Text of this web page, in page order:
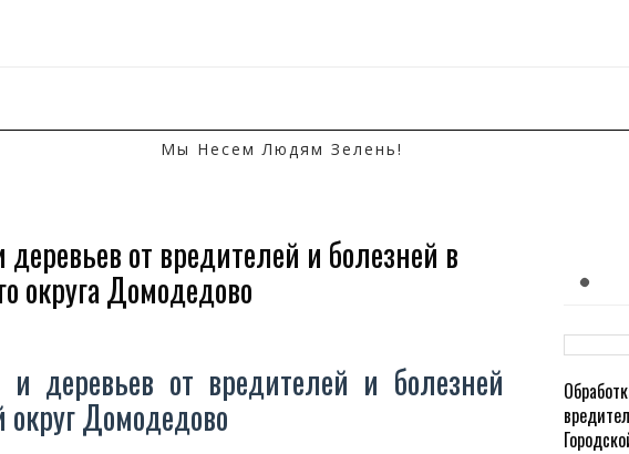
Мы Несем Людям Зелень!
от вредителей и болезней в
округа Домодедово
и деревьев от вредителей и болезней
округ Домодедово